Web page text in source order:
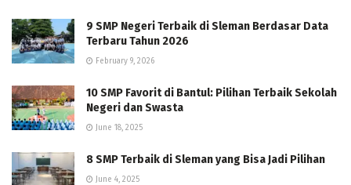
9 SMP Negeri Terbaik di Sleman Berdasar Data
Terbaru Tahun 2026
February 9, 2026
10 SMP Favorit di Bantul: Pilihan Terbaik Sekolah
Negeri dan Swasta
June 18, 2025
8 SMP Terbaik di Sleman yang Bisa Jadi Pilihan
June 4, 2025